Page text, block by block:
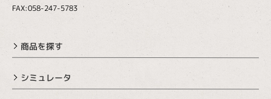
FAX:058-247-5783
商品を探す
シミュレータ